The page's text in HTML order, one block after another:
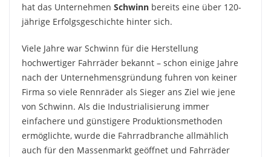
hat das Unternehmen Schwinn bereits eine über 120-
jährige Erfolgsgeschichte hinter sich.
Viele Jahre war Schwinn für die Herstellung
hochwertiger Fahrräder bekannt – schon einige Jahre
nach der Unternehmensgründung fuhren von keiner
Firma so viele Rennräder als Sieger ans Ziel wie jene
von Schwinn. Als die Industrialisierung immer
einfachere und günstigere Produktionsmethoden
ermöglichte, wurde die Fahrradbranche allmählich
auch für den Massenmarkt geöffnet und Fahrräder